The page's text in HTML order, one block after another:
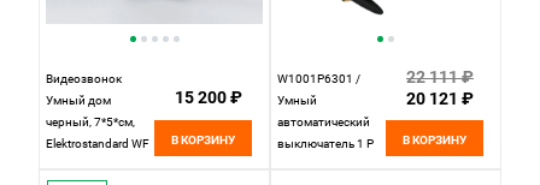
Видеозвонок
Умный дом
черный, 7*5*см,
Elektrostandard WF
15 200 ₽
В КОРЗИНУ
W1001P6301 /
Умный
автоматический
выключатель 1 P
22 111 ₽
20 121 ₽
В КОРЗИНУ